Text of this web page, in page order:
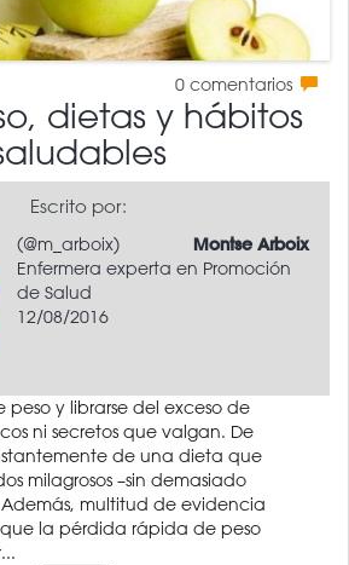
0 comentarios
dietas y hábitos
Escrito por:
Montse Arboix
(@m_arboix)
Enfermera experta en Promoción
de Salud
12/08/2016
peso y librarse del exceso de
ni secretos que valgan. De
de una dieta que
milagrosos –sin demasiado
multitud de evidencia
la pérdida rápida de peso